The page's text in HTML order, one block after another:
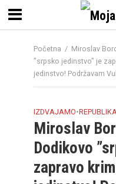
Početna / Miroslav
”srpsko jedinstvo” je
jedinstvo! Podržavam
IZDVAJAMO•
Miroslav
Dodikovo
zapravo